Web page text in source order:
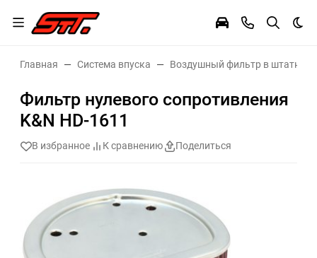
Главная Система впуска Воздушный фильтр в штатное
Фильтр нулевого сопротивления
K&N HD-1611
В избранное К сравнению Поделиться